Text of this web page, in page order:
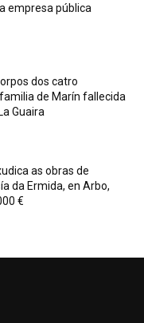
empresa pública
dos catro
de Marín fallecida
Guaira
as obras de
da Ermida, en Arbo,
€